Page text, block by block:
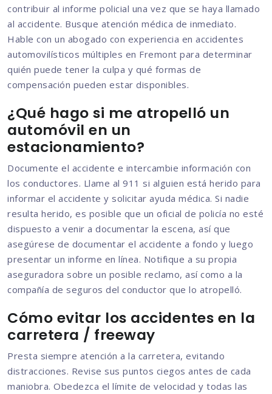
contribuir al informe policial una vez que se haya llamado
al accidente. Busque atención médica de inmediato.
Hable con un abogado con experiencia en accidentes
automovilísticos múltiples en Fremont para determinar
quién puede tener la culpa y qué formas de
compensación pueden estar disponibles.
¿Qué hago si me atropelló un
automóvil en un
estacionamiento?
Documente el accidente e intercambie información con
los conductores. Llame al 911 si alguien está herido para
informar el accidente y solicitar ayuda médica. Si nadie
resulta herido, es posible que un oficial de policía no esté
dispuesto a venir a documentar la escena, así que
asegúrese de documentar el accidente a fondo y luego
presentar un informe en línea. Notifique a su propia
aseguradora sobre un posible reclamo, así como a la
compañía de seguros del conductor que lo atropelló.
Cómo evitar los accidentes en la
carretera / freeway
Presta siempre atención a la carretera, evitando
distracciones. Revise sus puntos ciegos antes de cada
maniobra. Obedezca el límite de velocidad y todas las